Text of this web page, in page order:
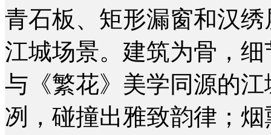
青石板、矩形漏窗和汉
江城场景。建筑为骨，
与《繁花》美学同源的
冽，碰撞出雅致韵律；